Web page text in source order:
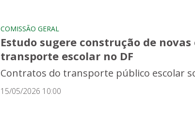
COMISSÃO GERAL
Estudo sugere construção de
transporte escolar no DF
Contratos do transporte público escolar
15/05/2026 10:00